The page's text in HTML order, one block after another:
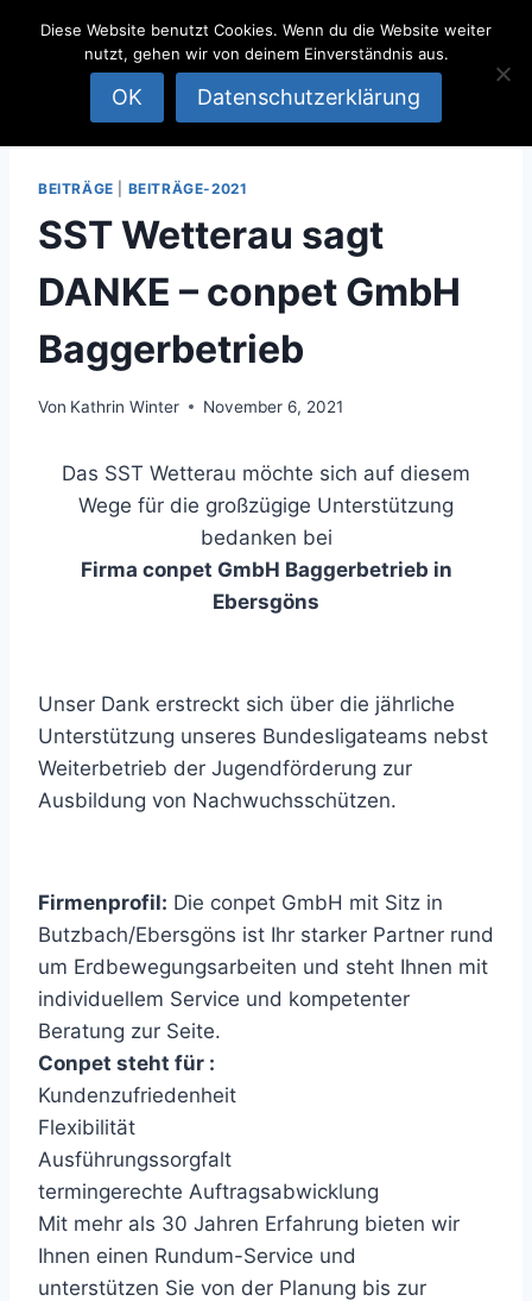
SportSchützen
Team
Wetterau
BEITRÄGE BEITRÄGE-2021
SST Wetterau sagt
DANKE – conpet GmbH
Baggerbetrieb
Von Kathrin Winter November 6, 2021
Das SST Wetterau möchte sich auf diesem
Wege für die großzügige Unterstützung
bedanken bei
Firma conpet GmbH Baggerbetrieb in
Ebersgöns
Unser Dank erstreckt sich über die jährliche
Unterstützung unseres Bundesligateams nebst
Weiterbetrieb der Jugendförderung zur
Ausbildung von Nachwuchsschützen.
Firmenprofil: Die conpet GmbH mit Sitz in
Butzbach/Ebersgöns ist Ihr starker Partner rund
um Erdbewegungsarbeiten und steht Ihnen mit
individuellem Service und kompetenter
Beratung zur Seite.
Conpet steht für :
Kundenzufriedenheit
Flexibilität
Ausführungssorgfalt
termingerechte Auftragsabwicklung
Mit mehr als 30 Jahren Erfahrung bieten wir
Ihnen einen Rundum-Service und
unterstützen Sie von der Planung bis zur
Diese Website benutzt Cookies. Wenn du die Website weiter
nutzt, gehen wir von deinem Einverständnis aus.
OK Datenschutzerklärung